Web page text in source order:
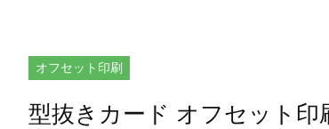
オフセット印刷
型抜きカード オフセット印